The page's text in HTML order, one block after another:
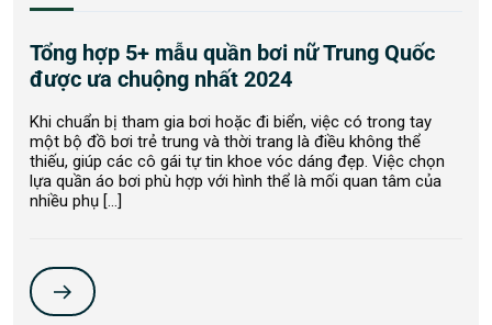
Tổng hợp 5+ mẫu quần bơi nữ Trung Quốc
được ưa chuộng nhất 2024
Khi chuẩn bị tham gia bơi hoặc đi biển, việc có trong tay
một bộ đồ bơi trẻ trung và thời trang là điều không thể
thiếu, giúp các cô gái tự tin khoe vóc dáng đẹp. Việc chọn
lựa quần áo bơi phù hợp với hình thể là mối quan tâm của
nhiều phụ […]